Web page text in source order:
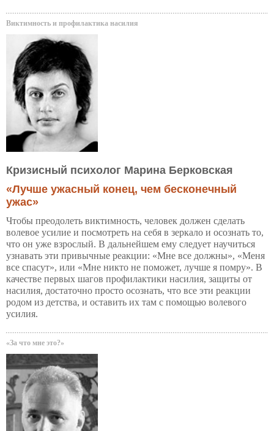
Виктимность и профилактика насилия
Кризисный психолог Марина Берковская
«Лучше ужасный конец, чем бесконечный
ужас»
Чтобы преодолеть виктимность, человек должен сделать
волевое усилие и посмотреть на себя в зеркало и осознать то,
что он уже взрослый. В дальнейшем ему следует научиться
узнавать эти привычные реакции: «Мне все должны», «Меня
все спасут», или «Мне никто не поможет, лучше я помру». В
качестве первых шагов профилактики насилия, защиты от
насилия, достаточно просто осознать, что все эти реакции
родом из детства, и оставить их там с помощью волевого
усилия.
«За что мне это?»